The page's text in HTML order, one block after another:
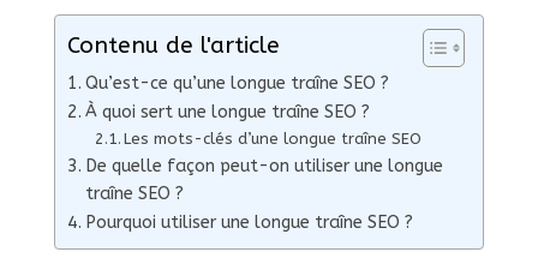
Contenu de l'article
Qu’est-ce qu’une longue traîne SEO ?
À quoi sert une longue traîne SEO ?
Les mots-clés d’une longue traîne SEO
De quelle façon peut-on utiliser une longue
traîne SEO ?
Pourquoi utiliser une longue traîne SEO ?